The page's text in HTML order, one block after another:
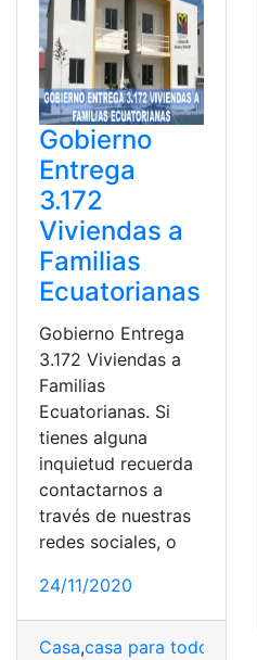
Gobierno
Entrega
3.172
Viviendas a
Familias
Ecuatorianas
Gobierno Entrega
3.172 Viviendas a
Familias
Ecuatorianas. Si
tienes alguna
inquietud recuerda
contactarnos a
través de nuestras
redes sociales, o
24/11/2020
Casa,casa para todos